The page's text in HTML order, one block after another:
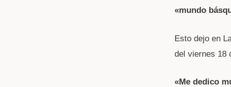
«mundo
Esto dejo en
del viernes 18
«Me dedico